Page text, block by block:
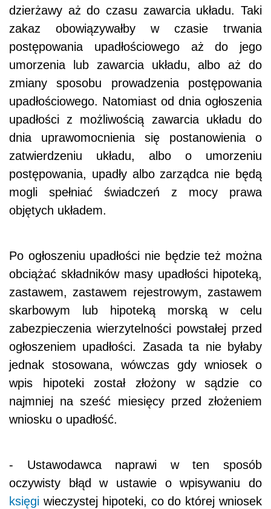
dzierżawy aż do czasu zawarcia układu. Taki
zakaz obowiązywałby w czasie trwania
postępowania upadłościowego aż do jego
umorzenia lub zawarcia układu, albo aż do
zmiany sposobu prowadzenia postępowania
upadłościowego. Natomiast od dnia ogłoszenia
upadłości z możliwością zawarcia układu do
dnia uprawomocnienia się postanowienia o
zatwierdzeniu układu, albo o umorzeniu
postępowania, upadły albo zarządca nie będą
mogli spełniać świadczeń z mocy prawa
objętych układem.
Po ogłoszeniu upadłości nie będzie też można
obciążać składników masy upadłości hipoteką,
zastawem, zastawem rejestrowym, zastawem
skarbowym lub hipoteką morską w celu
zabezpieczenia wierzytelności powstałej przed
ogłoszeniem upadłości. Zasada ta nie byłaby
jednak stosowana, wówczas gdy wniosek o
wpis hipoteki został złożony w sądzie co
najmniej na sześć miesięcy przed złożeniem
wniosku o upadłość.
- Ustawodawca naprawi w ten sposób
oczywisty błąd w ustawie o wpisywaniu do
księgi wieczystej hipoteki, co do której wniosek